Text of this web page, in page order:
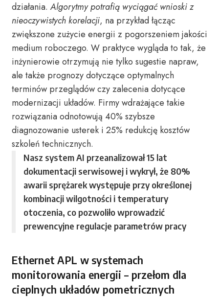
działania.Algorytmy potrafią wyciągać wnioski z
nieoczywistych korelacji, na przykład łącząc
zwiększone zużycie energii z pogorszeniem jakości
medium roboczego. W praktyce wygląda to tak, że
inżynierowie otrzymują nie tylko sugestie napraw,
ale także prognozy dotyczące optymalnych
terminów przeglądów czy zalecenia dotycące
modernizacji układów. Firmy wdrażające takie
rozwiązania odnotowują 40% szybsze
diagnozowanie usterek i 25% redukcję kosztów
szkoleń technicznych.
Nasz system AI przeanalizował 15 lat
dokumentacji serwisowej i wykrył, że 80%
awarii sprężarek występuje przy określonej
kombinacji wilgotności i temperatury
otoczenia, co pozwoliło wprowadzić
prewencyjne regulacje parametrów pracy
Ethernet APL w systemach
monitorowania energii – przełom dla
cieplnych układów pometricznych